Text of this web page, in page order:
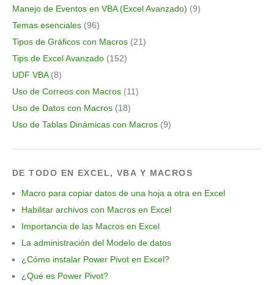
Manejo de Eventos en VBA (Excel Avanzado) (9)
Temas esenciales (96)
Tipos de Gráficos con Macros (21)
Tips de Excel Avanzado (152)
UDF VBA(8)
Uso de Correos con Macros (11)
Uso de Datos con Macros (18)
Uso de Tablas Dinámicas con Macros (9)
DE TODO EN EXCEL, VBA Y MACROS
Macro para copiar datos de una hoja a otra en Excel
Habilitar archivos con Macros en Excel
Importancia de las Macros en Excel
La administración del Modelo de datos
¿Cómo instalar Power Pivot en Excel?
¿Qué es Power Pivot?